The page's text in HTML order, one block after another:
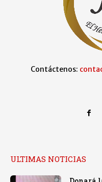
Contáctenos:
ULTIMAS NOTICIAS